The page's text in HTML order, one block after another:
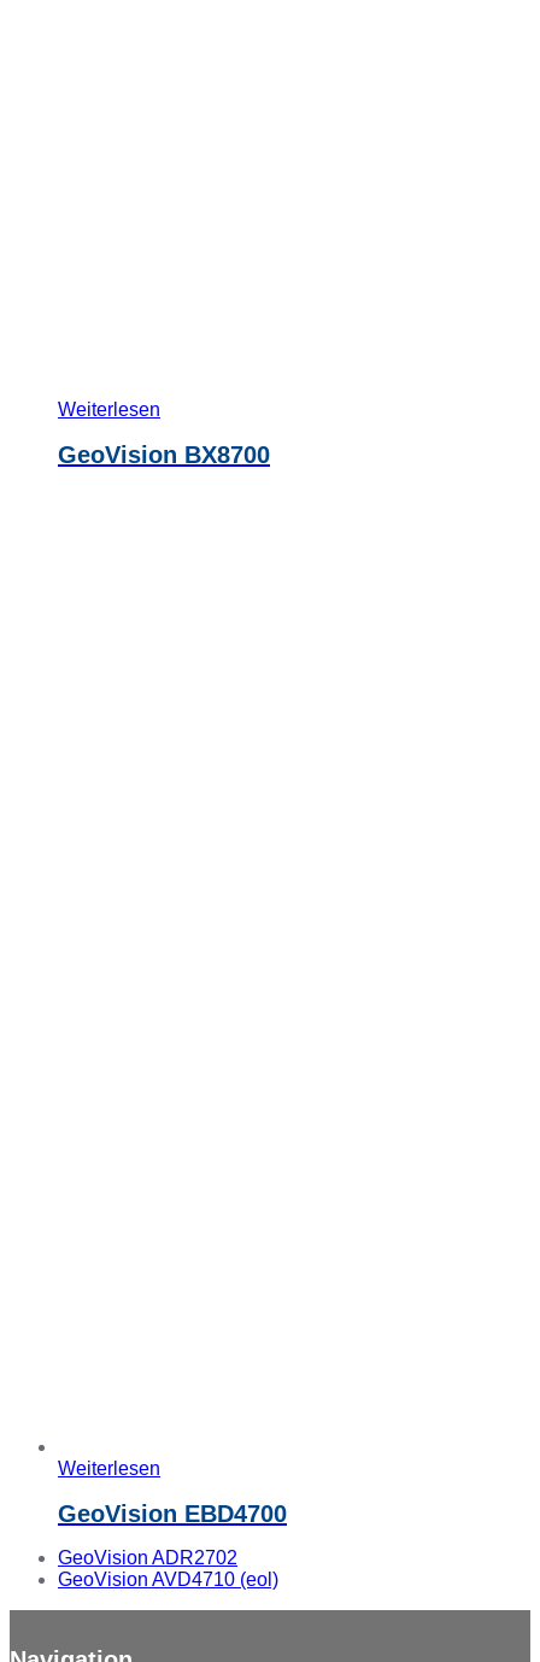
Weiterlesen
GeoVision BX8700
Weiterlesen
GeoVision EBD4700
vorheriger
Beitrag:
GeoVision ADR2702
Nächster
GeoVision AVD4710 (eol)